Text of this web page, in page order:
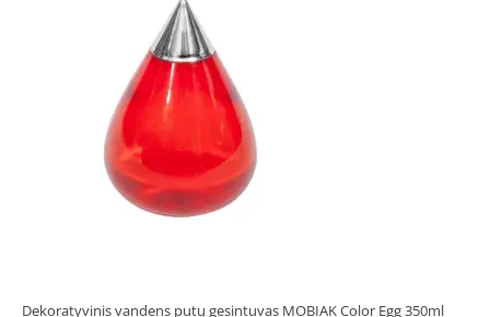
Dekoratyvinis vandens putų gesintuvas MOBIAK Color Egg 350ml